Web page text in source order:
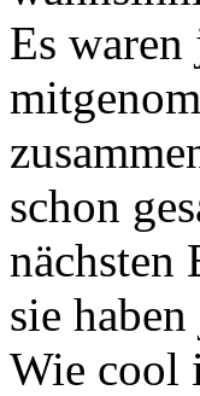
Es
schon
nächsten
sie
Wie cool